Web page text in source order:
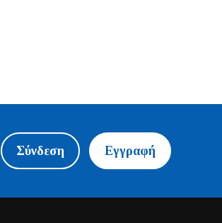
Σύνδεση Εγγραφή